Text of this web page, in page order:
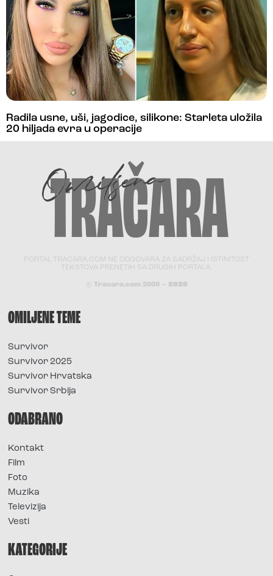
Radila usne, uši, jagodice, silikone: Starleta uložila
20 hiljada evra u operacije
PORTAL TRACARA.COM NE ODGOVARA ZA SADRŽAJ I ISTINITOST
TEKSTOVA PRENETIH SA DRUGIH PORTALA.
© Tracara.com 2008 – 2026
OMILJENE TEME
Survivor
Survivor 2025
Survivor Hrvatska
Survivor Srbija
ODABRANO
Kontakt
Film
Foto
Muzika
Televizija
Vesti
KATEGORIJE